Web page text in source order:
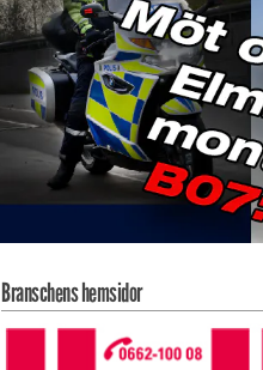
Branschens hemsidor